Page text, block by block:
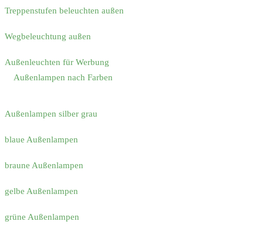
Treppenstufen beleuchten außen
Wegbeleuchtung außen
Außenleuchten für Werbung
Außenlampen nach Farben
Außenlampen silber grau
blaue Außenlampen
braune Außenlampen
gelbe Außenlampen
grüne Außenlampen